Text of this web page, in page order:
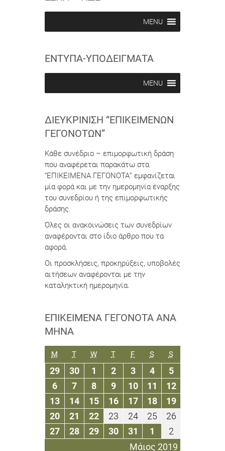
MENU
ΕΝΤΥΠΑ-ΥΠΟΔΕΙΓΜΑΤΑ
MENU
ΔΙΕΥΚΡΊΝΙΣΗ “ΕΠΙΚΕΊΜΕΝΩΝ
ΓΕΓΟΝΌΤΩΝ”
Κάθε συνέδριο – επιμορφωτική δράση
που αναφέρεται παρακάτω στα
“ΕΠΙΚΕΙΜΕΝΑ ΓΕΓΟΝΟΤΑ” εμφανίζεται
μία φορά και με την ημερομηνία έναρξης
του συνεδρίου ή της επιμορφωτικής
δράσης.
Όλες οι ανακοινώσεις των συνεδρίων
αναφέρονται στο ίδιο άρθρο που τα
αφορά.
Οι προσκλήσεις, προκηρύξεις, υποβολές
αιτήσεων αναφέρονται με την
καταληκτική ημερομηνία.
ΕΠΙΚΕΊΜΕΝΑ ΓΕΓΟΝΌΤΑ ΑΝΆ
ΜΉΝΑ
Μάιος 2019
M ΔΕΥΤΈΡΑ
TΤΡΊΤΗ
WΤΕΤΆΡΤΗ
TΠΈΜΠΤΗ
FΠΑΡΑΣΚΕΥΉ
SΣΆΒΒΑΤΟ
SΚΥΡΙΑΚΉ
2929
Απριλίου
2019
3030
Απριλίου
2019
1
Μαΐου
2019
22
Μαΐου
2019
33
Μαΐου
2019
44
Μαΐου
2019
55
Μαΐου
2019
66
Μαΐου
2019
77
Μαΐου
2019
88
Μαΐου
2019
99
Μαΐου
2019
1010
Μαΐου
2019
11
Μαΐου
2019
1212
Μαΐου
2019
1313
Μαΐου
2019
1414
Μαΐου
2019
1515
Μαΐου
2019
1616
Μαΐου
2019
1717
Μαΐου
2019
1818
Μαΐου
2019
1919
Μαΐου
2019
2020
Μαΐου
2019
21
Μαΐου
2019
2222
Μαΐου
2019
23
Μαΐου
2019
2424
Μαΐου
2019
2525
Μαΐου
2019
2626
2019
2727
Μαΐου
2828
Μαΐου
2929
Μαΐου
3030
Μαΐου
31
Μαΐου
1
Ιουνίου
22
Ιουνίου